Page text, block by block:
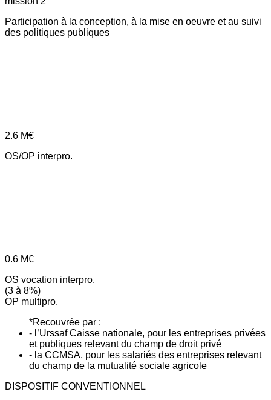
Participation à la conception, à la mise en oeuvre et au suivi
des politiques publiques
2.6 M€
OS/OP interpro.
0.6 M€
OS vocation interpro.
(3 à 8%)
OP multipro.
*Recouvrée par :
- l’Urssaf Caisse nationale, pour les entreprises privées
et publiques relevant du champ de droit privé
- la CCMSA, pour les salariés des entreprises relevant
du champ de la mutualité sociale agricole
DISPOSITIF CONVENTIONNEL